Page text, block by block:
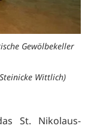
Gewölbekeller
Wittlich)
St. Nikolaus-